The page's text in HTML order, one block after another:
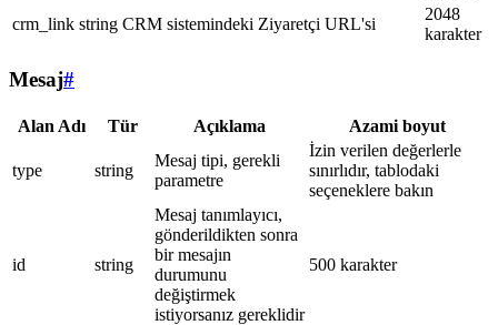
crm_link string CRM sistemindeki Ziyaretçi URL'si
2048
karakter
Mesaj#
Alan Adı Tür Açıklama Azami boyut
type string
Mesaj tipi, gerekli
parametre
İzin verilen değerlerle
sınırlıdır, tablodaki
seçeneklere bakın
id string
Mesaj tanımlayıcı,
gönderildikten sonra
bir mesajın
durumunu
değiştirmek
istiyorsanız gereklidir
500 karakter